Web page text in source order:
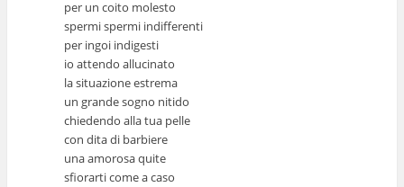
per un coito molesto
spermi spermi indifferenti
per ingoi indigesti
io attendo allucinato
la situazione estrema
un grande sogno nitido
chiedendo alla tua pelle
con dita di barbiere
una amorosa quite
sfiorarti come a caso